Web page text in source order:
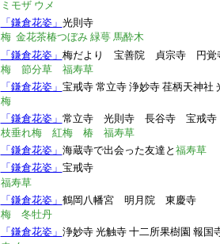
ミモザ ウメ
「鎌倉花姿」 光則寺
梅 金花茶椿つぼみ 緑萼 馬酔木
「鎌倉花姿」 梅だより 宝善院 貞宗寺 円
梅 節分草 福寿草
「鎌倉花姿」 宝戒寺 常立寺 浄妙寺 荏柄天神
梅
「鎌倉花姿」 常立寺 光則寺 長谷寺 宝戒
枝垂れ梅 紅梅 椿 福寿草
「鎌倉花姿」 海蔵寺で出会った友達と 福寿草
「鎌倉花姿」 宝戒寺
福寿草
「鎌倉花姿」 鶴岡八幡宮 明月院 東慶寺
梅 冬牡丹
「鎌倉花姿」 浄妙寺 光触寺 十二所果樹園 報国